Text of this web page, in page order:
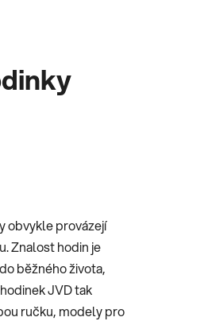
obvykle provázejí
Znalost hodin je
běžného života,
JVD tak
ručku, modely pro